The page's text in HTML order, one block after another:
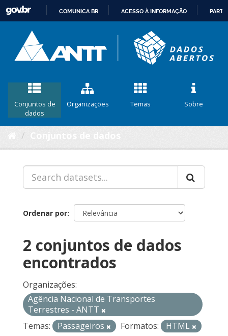
CONTEÚDO
COMUNICA BR ACESSO À INFORMAÇÃO
Conjuntos de
dados
Organizações Temas Sobre
Ordenar por
2 conjuntos de dados
encontrados
Organizações:
Agência Nacional de Transportes
Terrestres - ANTT
Temas:
Passageiros Formatos:
HTML